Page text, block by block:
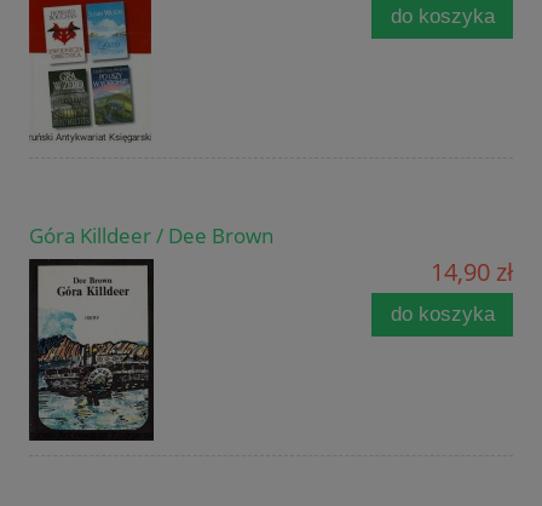
do koszyka
Góra Killdeer / Dee Brown
14,90 zł
do koszyka